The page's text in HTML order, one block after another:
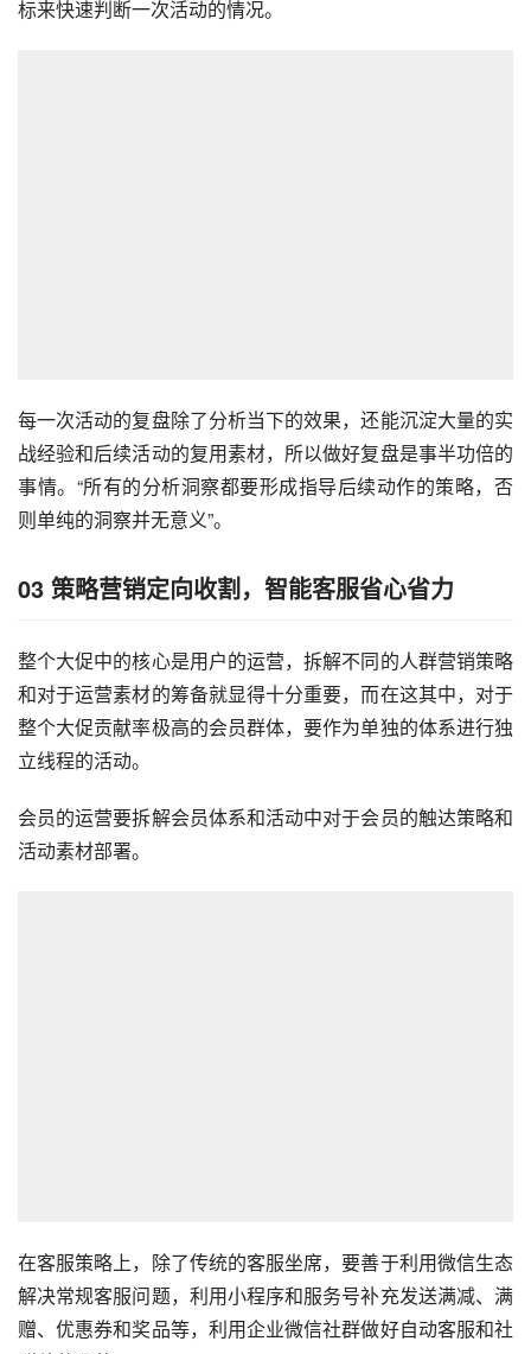
标来快速判断一次活动的情况。
每一次活动的复盘除了分析当下的效果，还能沉淀大量的实
战经验和后续活动的复用素材，所以做好复盘是事半功倍的
事情。“所有的分析洞察都要形成指导后续动作的策略，否
则单纯的洞察并无意义”。
03 策略营销定向收割，智能客服省心省力
整个大促中的核心是用户的运营，拆解不同的人群营销策略
和对于运营素材的筹备就显得十分重要，而在这其中，对于
整个大促贡献率极高的会员群体，要作为单独的体系进行独
立线程的活动。
会员的运营要拆解会员体系和活动中对于会员的触达策略和
活动素材部署。
在客服策略上，除了传统的客服坐席，要善于利用微信生态
解决常规客服问题，利用小程序和服务号补充发送满减、满
赠、优惠券和奖品等，利用企业微信社群做好自动客服和社